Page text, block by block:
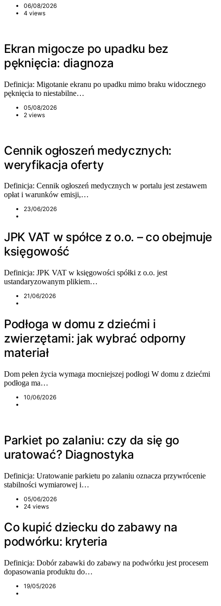
06/08/2026
4 views
Ekran migocze po upadku bez
pęknięcia: diagnoza
Definicja: Migotanie ekranu po upadku mimo braku widocznego
pęknięcia to niestabilne…
05/08/2026
2 views
Cennik ogłoszeń medycznych:
weryfikacja oferty
Definicja: Cennik ogłoszeń medycznych w portalu jest zestawem
opłat i warunków emisji,…
23/06/2026
JPK VAT w spółce z o.o. – co obejmuje
księgowość
Definicja: JPK VAT w księgowości spółki z o.o. jest
ustandaryzowanym plikiem…
21/06/2026
Podłoga w domu z dziećmi i
zwierzętami: jak wybrać odporny
materiał
Dom pełen życia wymaga mocniejszej podłogi W domu z dziećmi
podłoga ma…
10/06/2026
Parkiet po zalaniu: czy da się go
uratować? Diagnostyka
Definicja: Uratowanie parkietu po zalaniu oznacza przywrócenie
stabilności wymiarowej i…
05/06/2026
24 views
Co kupić dziecku do zabawy na
podwórku: kryteria
Definicja: Dobór zabawki do zabawy na podwórku jest procesem
dopasowania produktu do…
19/05/2026